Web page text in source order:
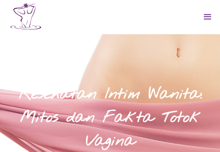
Kesehatan Intim Wanita:
Mitos dan Fakta Totok
Vagina